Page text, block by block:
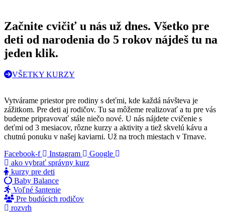
Začnite cvičiť u nás už dnes. Všetko pre
deti od narodenia do 5 rokov nájdeš tu na
jeden klik.
VŠETKY KURZY
Vytvárame priestor pre rodiny s deťmi, kde každá návšteva je
zážitkom. Pre deti aj rodičov. Tu sa môžeme realizovať a tu pre vás
budeme pripravovať stále niečo nové. U nás nájdete cvičenie s
deťmi od 3 mesiacov, rôzne kurzy a aktivity a tiež skvelú kávu a
chutnú ponuku v našej kaviarni. Už na troch miestach v Trnave.
Facebook-f
Instagram
Google
ako vybrať správny kurz
kurzy pre deti
Baby Balance
Voľné šantenie
Pre budúcich rodičov
rozvrh